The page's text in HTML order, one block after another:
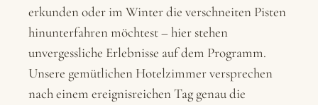
erkunden oder im Winter die verschneiten Pisten
hinunterfahren möchtest – hier stehen
unvergessliche Erlebnisse auf dem Programm.
Unsere gemütlichen Hotelzimmer versprechen
nach einem ereignisreichen Tag genau die